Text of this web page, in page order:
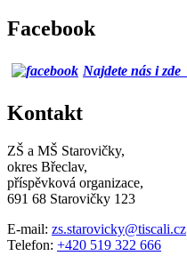
Facebook
Najdete nás i zde
Kontakt
ZŠ a MŠ Starovičky,
okres Břeclav,
příspěvková organizace,
691 68 Starovičky 123
E-mail: zs.starovicky@tiscali.cz
Telefon: +420 519 322 666